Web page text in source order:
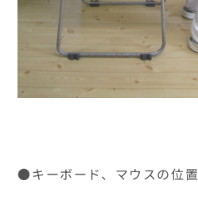
●キーボード、マウスの位置